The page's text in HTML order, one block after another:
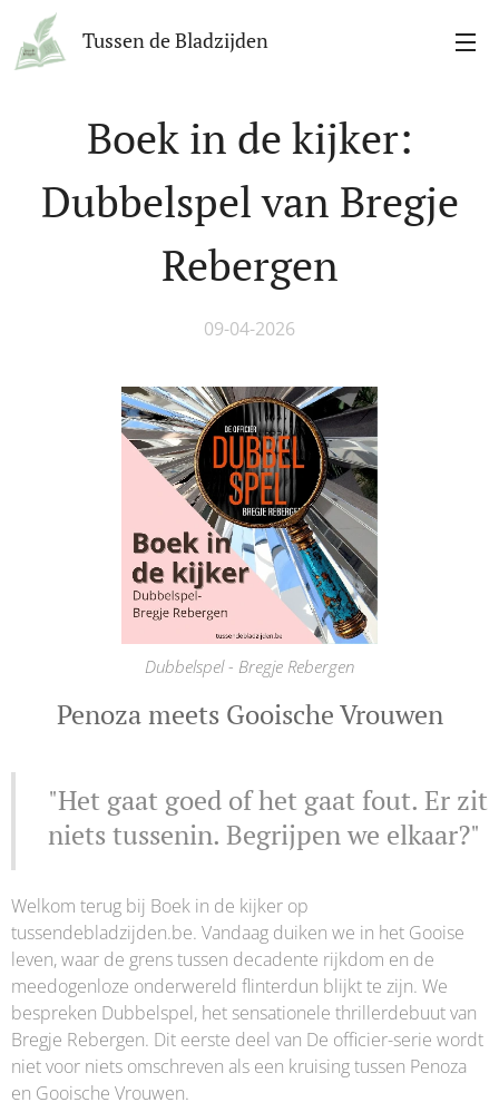
Tussen de Bladzijden
Boek in de kijker:
Dubbelspel van Bregje
Rebergen
09-04-2026
Dubbelspel - Bregje Rebergen
Penoza meets Gooische Vrouwen
"Het gaat goed of het gaat fout. Er zit
niets tussenin. Begrijpen we elkaar?"
Welkom terug bij Boek in de kijker op
tussendebladzijden.be. Vandaag duiken we in het Gooise
leven, waar de grens tussen decadente rijkdom en de
meedogenloze onderwereld flinterdun blijkt te zijn. We
bespreken Dubbelspel, het sensationele thrillerdebuut van
Bregje Rebergen. Dit eerste deel van De officier-serie wordt
niet voor niets omschreven als een kruising tussen Penoza
en Gooische Vrouwen.